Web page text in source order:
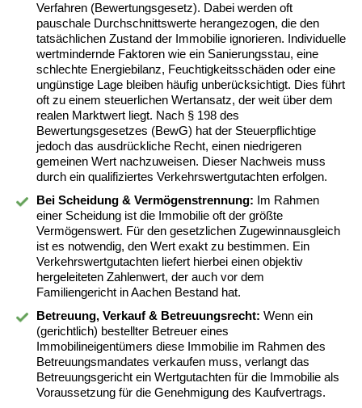
Verfahren (Bewertungsgesetz). Dabei werden oft
pauschale Durchschnittswerte herangezogen, die den
tatsächlichen Zustand der Immobilie ignorieren. Individuelle
wertmindernde Faktoren wie ein Sanierungsstau, eine
schlechte Energiebilanz, Feuchtigkeitsschäden oder eine
ungünstige Lage bleiben häufig unberücksichtigt. Dies führt
oft zu einem steuerlichen Wertansatz, der weit über dem
realen Marktwert liegt. Nach § 198 des
Bewertungsgesetzes (BewG) hat der Steuerpflichtige
jedoch das ausdrückliche Recht, einen niedrigeren
gemeinen Wert nachzuweisen. Dieser Nachweis muss
durch ein qualifiziertes Verkehrswertgutachten erfolgen.
Bei Scheidung & Vermögenstrennung: Im Rahmen
einer Scheidung ist die Immobilie oft der größte
Vermögenswert. Für den gesetzlichen Zugewinnausgleich
ist es notwendig, den Wert exakt zu bestimmen. Ein
Verkehrswertgutachten liefert hierbei einen objektiv
hergeleiteten Zahlenwert, der auch vor dem
Familiengericht in Aachen Bestand hat.
Betreuung, Verkauf & Betreuungsrecht: Wenn ein
(gerichtlich) bestellter Betreuer eines
Immobilineigentümers diese Immobilie im Rahmen des
Betreuungsmandates verkaufen muss, verlangt das
Betreuungsgericht ein Wertgutachten für die Immobilie als
Voraussetzung für die Genehmigung des Kaufvertrags.